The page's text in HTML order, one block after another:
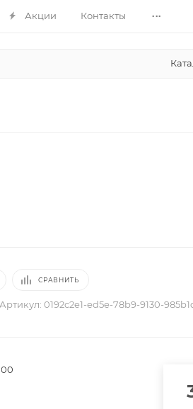
Акции Контакты ...
СРАВНИТЬ
Артикул: 0192c2e1-ed5e-78b9-9130-